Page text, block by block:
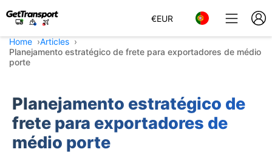
€EUR
Home
Articles
Planejamento estratégico de frete para exportadores de médio
porte
Planejamento estratégico de
frete para exportadores de
médio porte